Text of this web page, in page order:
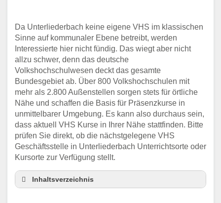
Da Unterliederbach keine eigene VHS im klassischen
Sinne auf kommunaler Ebene betreibt, werden
Interessierte hier nicht fündig. Das wiegt aber nicht
allzu schwer, denn das deutsche
Volkshochschulwesen deckt das gesamte
Bundesgebiet ab. Über 800 Volkshochschulen mit
mehr als 2.800 Außenstellen sorgen stets für örtliche
Nähe und schaffen die Basis für Präsenzkurse in
unmittelbarer Umgebung. Es kann also durchaus sein,
dass aktuell VHS Kurse in Ihrer Nähe stattfinden. Bitte
prüfen Sie direkt, ob die nächstgelegene VHS
Geschäftsstelle in Unterliederbach Unterrichtsorte oder
Kursorte zur Verfügung stellt.
Inhaltsverzeichnis